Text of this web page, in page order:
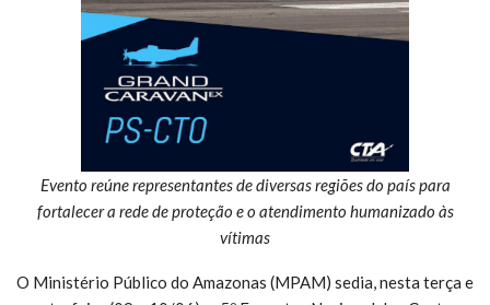
Evento reúne representantes de diversas regiões do país para
fortalecer a rede de proteção e o atendimento humanizado às
vítimas
O Ministério Público do Amazonas (MPAM) sedia, nesta terça e